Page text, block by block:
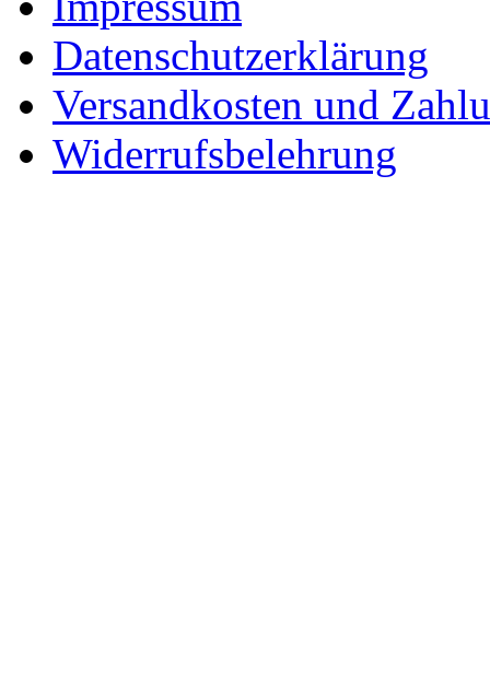
Datenschutzerklärung
Versandkosten und
Widerrufsbelehrung